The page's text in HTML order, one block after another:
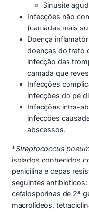
Sinusite
Infecções não
(camadas mais
Doença
doenças do trato
infecção das
camada que
Infecções
infecções do pé
Infecções intra-
infecções
abscessos.
*Streptococcus
isolados conhecidos
penicilina e cepas
seguintes antibióticos:
cefalosporinas de 2ª
macrolídeos,